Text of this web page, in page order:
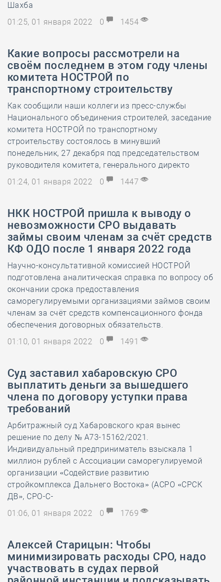
Шахба
01:25, 01 января 2022
0 1454
Какие вопросы рассмотрели на
своём последнем в этом году члены
комитета НОСТРОЙ по
транспортному строительству
Как сообщили наши коллеги из пресс-службы
Национального объединения строителей, заседание
комитета НОСТРОЙ по транспортному
строительству состоялось в минувший
понедельник, 27 декабря под председательством
руководителя комитета, генерального директо
01:24, 01 января 2022
0 1447
​НКК НОСТРОЙ пришла к выводу о
невозможности СРО выдавать
займы своим членам за счёт средств
КФ ОДО после 1 января 2022 года
Научно-консультативной комиссией НОСТРОЙ
подготовлена аналитическая справка по вопросу об
окончании срока предоставления
саморегулируемыми организациями займов своим
членам за счёт средств компенсационного фонда
обеспечения договорных обязательств.
01:10, 01 января 2022
0 1491
Суд заставил хабаровскую СРО
выплатить деньги за вышедшего
члена по договору уступки права
требований
Арбитражный суд Хабаровского края вынес
решение по делу № А73-15162/2021.
Индивидуальный предприниматель взыскала 1
миллион рублей с Ассоциации саморегулируемой
организации «Содействие развитию
стройкомплекса Дальнего Востока» (АСРО «СРСК
ДВ», СРО-С-
01:06, 01 января 2022
0 1769
Алексей Старицын: Чтобы
минимизировать расходы СРО, надо
участвовать в судах первой